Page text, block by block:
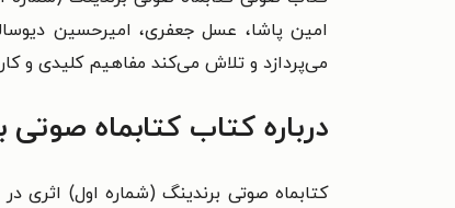
امین پاشا، عسل جعفری، امیرحسین
می‌پردازد و تلاش می‌کند مفاهیم کلیدی و
درباره کتاب کتابماه
کتابماه صوتی برندینگ (شماره اول) اثری